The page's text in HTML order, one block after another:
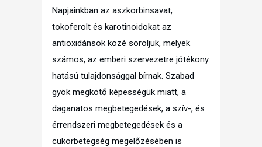
Napjainkban az aszkorbinsavat,
tokoferolt és karotinoidokat az
antioxidánsok közé soroljuk, melyek
számos, az emberi szervezetre jótékony
hatású tulajdonsággal bírnak. Szabad
gyök megkötő képességük miatt, a
daganatos megbetegedések, a szív-, és
érrendszeri megbetegedések és a
cukorbetegség megelőzésében is